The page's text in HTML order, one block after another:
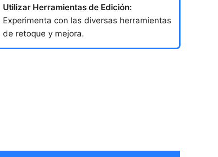
Utilizar Herramientas de Edición:
Experimenta con las diversas herramientas
de retoque y mejora.